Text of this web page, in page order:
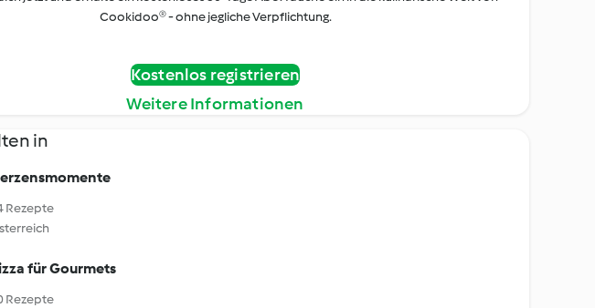
Cookidoo® - ohne jegliche Verpflichtung.
Kostenlos registrieren
Weitere Informationen
in
Rezepte
für Gourmets
Rezepte